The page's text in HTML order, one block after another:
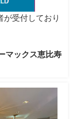
が受付しており
マックス恵比寿